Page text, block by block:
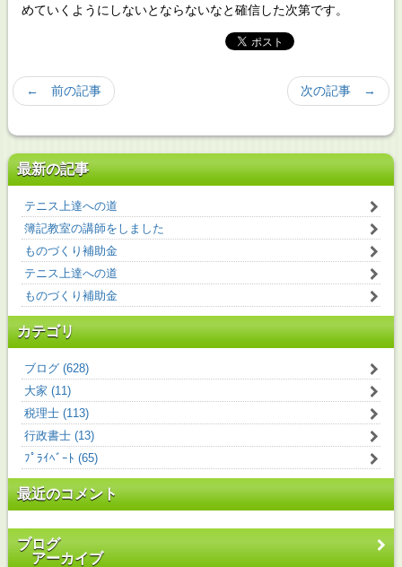
めていくようにしないとならないなと確信した次第です。
次の記事 →
← 前の記事
最新の記事
テニス上達への道
簿記教室の講師をしました
ものづくり補助金
テニス上達への道
ものづくり補助金
カテゴリ
ブログ (628)
大家 (11)
税理士 (113)
行政書士 (13)
ﾌﾟﾗｲﾍﾞｰﾄ (65)
最近のコメント
ブログ
アーカイブ